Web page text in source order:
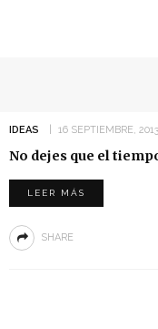
IDEAS 16 SEPTIEMBRE, 2013
No dejes que el
LEER MÁS
SHARE